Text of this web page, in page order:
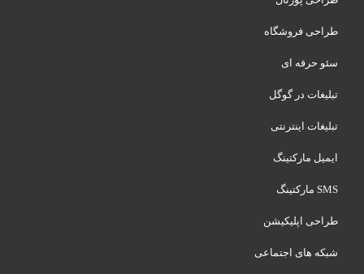
طراحی فروشگاه
سئو حرفه ای
تبلیغات در گوگل
تبلیغات اینترنتی
ایمیل مارکتینگ
SMS مارکتینگ
طراحی اپلیکیشن
شبکه های اجتماعی